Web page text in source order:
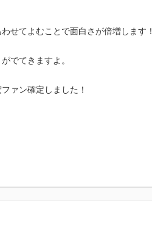
せてよむことで面白さが倍増します！
でてきますよ。
ァン確定しました！